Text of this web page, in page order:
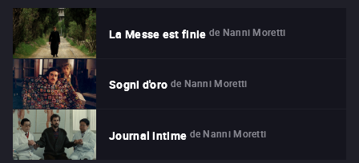
La Messe est finie de Nanni Moretti
Sogni d'oro de Nanni Moretti
Journal intime de Nanni Moretti